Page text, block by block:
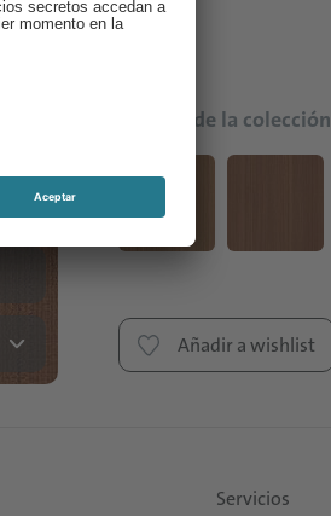
Colores de la colección
Añadir a wishlist
Servicios